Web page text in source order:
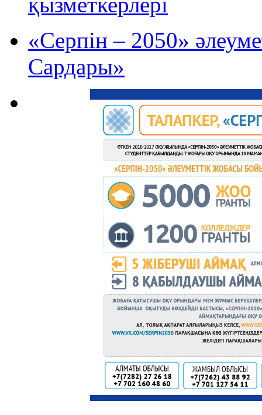
«Серпін – 2050»
Сардары»